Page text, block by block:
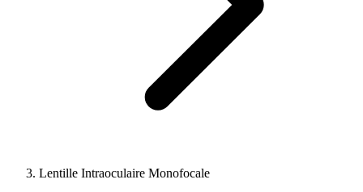
Lentille Intraoculaire Monofocale